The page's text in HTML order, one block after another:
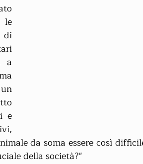
le
di
a
e
da soma essere così
della società?"